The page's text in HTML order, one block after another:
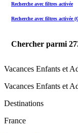
Recherche avec filtres activée
Recherche avec filtres activée
Chercher parmi
Vacances Enfants et
Vacances Enfants et
Destinations
France